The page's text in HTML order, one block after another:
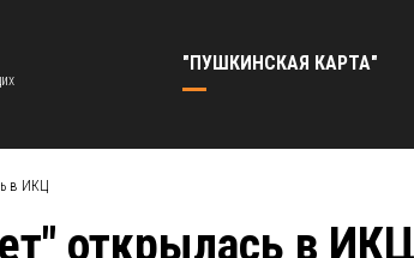
"ПУШКИНСКАЯ КАРТА"
в ИКЦ
открылась в ИКЦ